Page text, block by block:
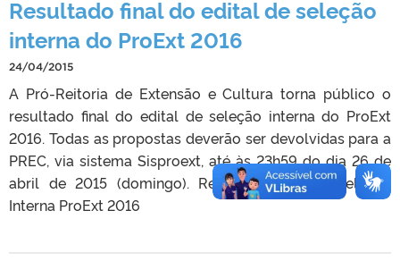
Resultado final do edital de seleção
interna do ProExt 2016
24/04/2015
A Pró-Reitoria de Extensão e Cultura torna público o
resultado final do edital de seleção interna do ProExt
2016. Todas as propostas deverão ser devolvidas para a
PREC, via sistema Sisproext, até às 23h59 do dia 26 de
abril de 2015 (domingo). Resultado Final – Seleção
Interna ProExt 2016